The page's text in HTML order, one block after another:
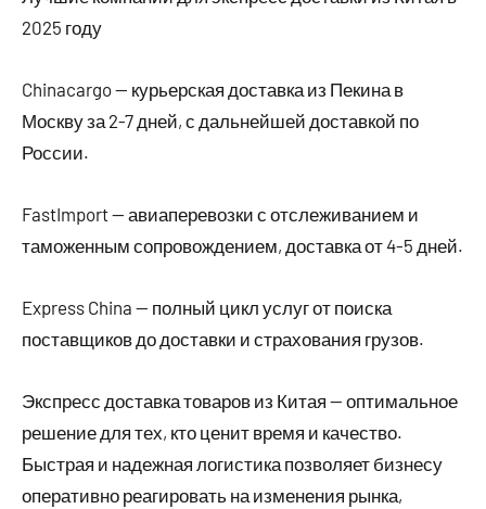
2025 году
Chinacargo — курьерская доставка из Пекина в
Москву за 2-7 дней, с дальнейшей доставкой по
России.
FastImport — авиаперевозки с отслеживанием и
таможенным сопровождением, доставка от 4-5 дней.
Express China — полный цикл услуг от поиска
поставщиков до доставки и страхования грузов.
Экспресс доставка товаров из Китая — оптимальное
решение для тех, кто ценит время и качество.
Быстрая и надежная логистика позволяет бизнесу
оперативно реагировать на изменения рынка,